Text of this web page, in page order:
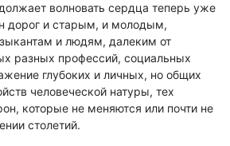
волновать сердца теперь уже
дорог и старым, и молодым,
и людям, далеким от
разных профессий, социальных
глубоких и личных, но общих
человеческой натуры, тех
которые не меняются или почти не
столетий.